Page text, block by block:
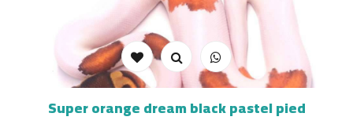
Super orange dream black pastel pied